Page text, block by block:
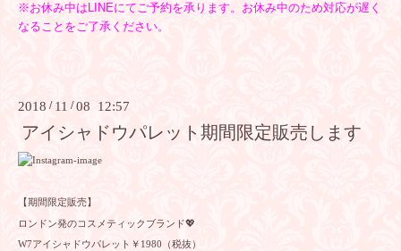
※お休み中はLINEにてご予約を承ります。 お休み中のため対応が遅く
なることをご了承ください。
2018 / 11 /08 12:57
アイシャドウパレット期間限定販売します
【期間限定販売】
ロンドン発のコスメティックブランド💖
W7アイシャドウパレット￥1980（税抜）